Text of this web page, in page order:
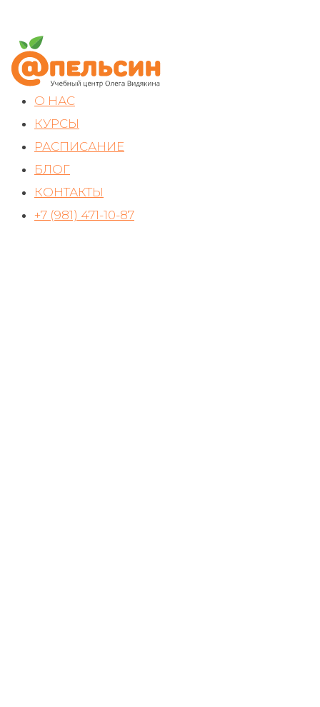
О НАС
КУРСЫ
РАСПИСАНИЕ
БЛОГ
КОНТАКТЫ
+7 (981) 471-10-87